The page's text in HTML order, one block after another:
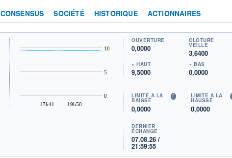
CONSENSUS SOCIÉTÉ HISTORIQUE ACTIONNAIRES
17h41 19h50
0
5
10
OUVERTURE
0,0000
CLÔTURE
VEILLE
3,6400
+ HAUT
9,5000
+ BAS
0,0000
LIMITE À LA
BAISSE
0,0000
LIMITE À LA
HAUSSE
0,0000
DERNIER
ÉCHANGE
07.08.26 /
21:59:55